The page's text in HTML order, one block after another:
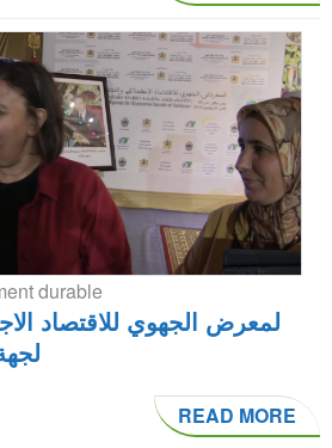
durable
لمعرض الجهوي للاقتصاد
READ MORE